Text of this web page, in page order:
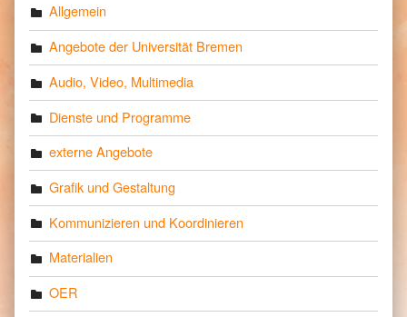
Allgemein
Angebote der Universität Bremen
Audio, Video, Multimedia
Dienste und Programme
externe Angebote
Grafik und Gestaltung
Kommunizieren und Koordinieren
Materialien
OER